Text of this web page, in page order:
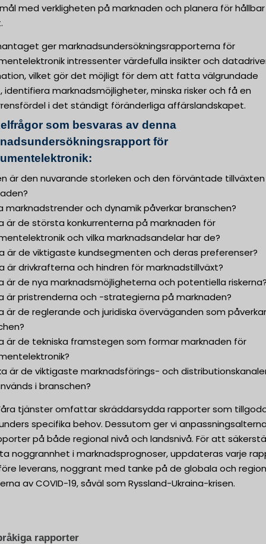
med verkligheten på marknaden och planera för hållbar
ger marknadsundersökningsrapporterna för
intressenter värdefulla insikter och
vilket gör det möjligt för dem att fatta välgrundade
identifiera marknadsmöjligheter, minska risker och få en
i det ständigt föränderliga affärslandskapet.
som besvaras av denna
för
är den nuvarande storleken och den förväntade
marknadstrender och dynamik påverkar branschen?
är de största konkurrenterna på marknaden för
och vilka marknadsandelar har de?
är de viktigaste kundsegmenten och deras preferenser?
är drivkrafterna och hindren för marknadstillväxt?
är de nya marknadsmöjligheterna och potentiella
är pristrenderna och -strategierna på marknaden?
är de reglerande och juridiska överväganden som påverkar
är de tekniska framstegen som formar marknaden för
är de viktigaste marknadsförings- och
i branschen?
tjänster omfattar skräddarsydda rapporter som
specifika behov. Dessutom ger vi
på både regional nivå och landsnivå. För att
noggrannhet i marknadsprognoser, uppdateras varje
leverans, noggrant med tanke på de globala och
av COVID-19, såväl som Ryssland-Ukraina-krisen.
rapporter